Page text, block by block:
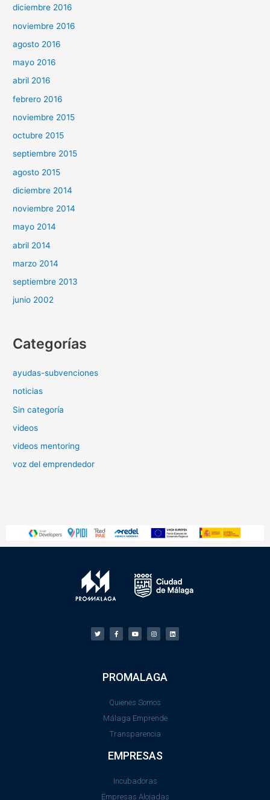
diciembre 2016
noviembre 2016
agosto 2016
mayo 2016
abril 2016
febrero 2016
noviembre 2015
octubre 2015
septiembre 2015
agosto 2015
diciembre 2014
noviembre 2014
mayo 2014
abril 2014
marzo 2014
septiembre 2013
junio 2002
Categorías
ayudas-subvenciones
noticias
Sin categoría
videos
videos mentoring
voz del emprendedor
PROMALAGA
Quienes Somos
Málaga Emprende
Transparencia
EMPRESAS
Incubadoras
Empresas Alojadas